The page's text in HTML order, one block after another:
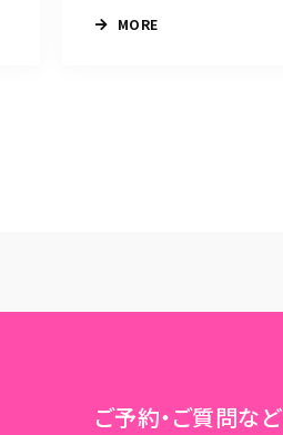
MORE
ご予約・ご質問など